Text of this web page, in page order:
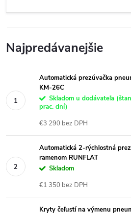
Najpredávanejšie
Automatická prezúvačka
KM-26C
Skladom u dodávateľa
prac. dní)
€3 290 bez DPH
Automatická 2-rýchlostná
ramenom RUNFLAT
Skladom
€1 350 bez DPH
Kryty čeľustí na výmenu